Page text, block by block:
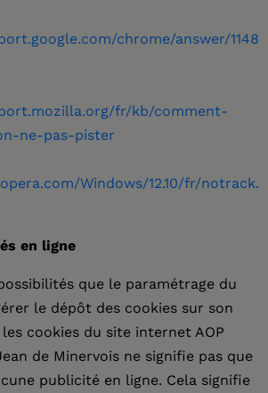
chrome/answer/1148
fr/kb/comment-
ne-pas-pister
Windows/12.10/fr/notrack.
en ligne
que le paramétrage du
le dépôt des cookies sur son
cookies du site internet AOP
de Minervois ne signifie pas que
publicité en ligne. Cela signifie